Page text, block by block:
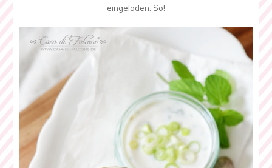
eingeladen. So!